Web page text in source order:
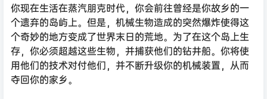
你现在生活在蒸汽朋克时代，你会前往曾经是你故乡的一
个遗弃的岛屿上。但是，机械生物造成的突然爆炸使得这
个奇妙的地方变成了世界末日的荒地。为了在这个岛上生
存，你必须超越这些生物，并捕获他们的钻井船。你将使
用他们的技术对付他们，并不断升级你的机械装置，从而
夺回你的家乡。